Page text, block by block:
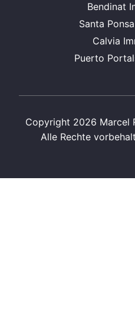
Bendinat
Santa
Calvia
Puerto
Copyright 2026 Marcel
Alle Rechte